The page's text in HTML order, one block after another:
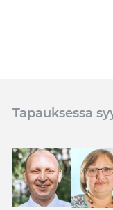
Tapauksessa